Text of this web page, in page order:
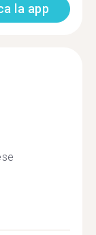
la app